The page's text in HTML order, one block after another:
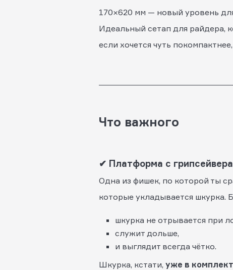
170×620 мм — новый уровень
Идеальный сетап для райдера,
если хочется чуть
Что важного
✔ Платформа с
Одна из фишек, по которой ты
которые укладывается шкурка.
шкурка не отрывается при
служит дольше,
и выглядит всегда чётко.
Шкурка, кстати, уже в